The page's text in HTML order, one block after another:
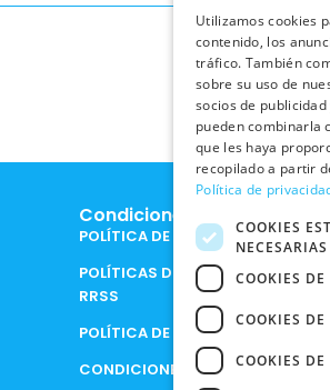
Condiciones Legales
POLÍTICA DE COOKIES
POLÍTICAS DE PRIVACIDAD EN
RRSS
POLÍTICA DE PRIVACIDAD
CONDICIONES DE COMPRA
Utilizamos cookies
contenido, los
tráfico. También
sobre su uso de
socios de
pueden combinarla
que les haya
recopilado a partir
Política de
COOKIES
NECESARIAS
COOKIES
COOKIES DE
COOKIES